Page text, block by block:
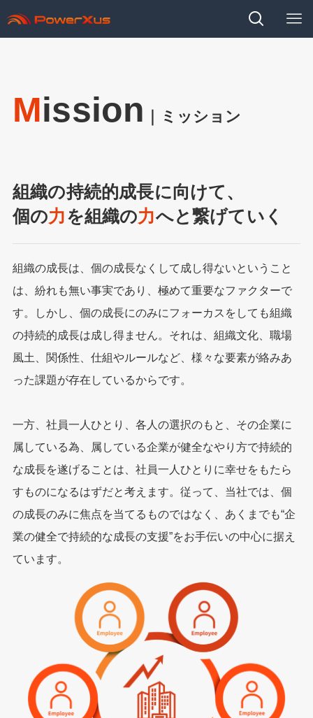
Mission ｜ミッション
組織の持続的成長に向けて、
個の力を組織の力へと繋げていく
組織の成⻑は、個の成⻑なくして成し得ないということ
は、紛れも無い事実であり、極めて重要なファクターで
す。しかし、個の成⻑にのみにフォーカスをしても組織
の持続的成⻑は成し得ません。それは、組織⽂化、職場
⾵⼟、関係性、仕組やルールなど、様々な要素が絡みあ
った課題が存在しているからです。
⼀⽅、社員⼀⼈ひとり、各⼈の選択のもと、その企業に
属している為、属している企業が健全なやり⽅で持続的
な成⻑を遂げることは、社員⼀⼈ひとりに幸せをもたら
すものになるはずだと考えます。従って、当社では、個
の成⻑のみに焦点を当てるものではなく、あくまでも“企
業の健全で持続的な成⻑の⽀援”をお⼿伝いの中⼼に据え
ています。